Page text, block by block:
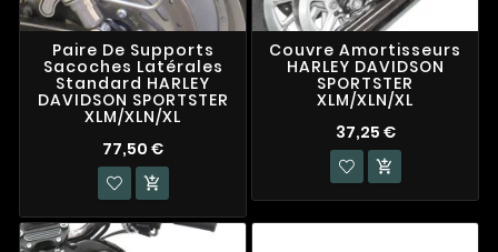
Paire De Supports
Sacoches Latérales
Standard HARLEY
DAVIDSON SPORTSTER
XLM/XLN/XL
77,50 €

Couvre Amortisseurs
HARLEY DAVIDSON
SPORTSTER
XLM/XLN/XL
37,25 €
